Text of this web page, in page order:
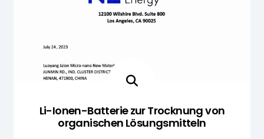
Li-Ionen-Batterie zur Trocknung von
organischen Lösungsmitteln